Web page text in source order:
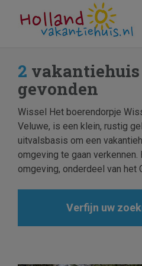
2
gevonden
Wissel Het boerendorpje
Veluwe, is een klein, rustig
uitvalsbasis om een
omgeving te gaan
omgeving, onderdeel van het
Verfijn uw